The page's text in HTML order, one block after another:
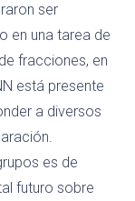
ser
en una tarea de
fracciones, en
está presente
a diversos
es de
futuro sobre